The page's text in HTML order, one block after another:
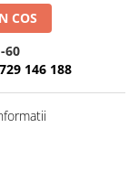
COS
60
146 188